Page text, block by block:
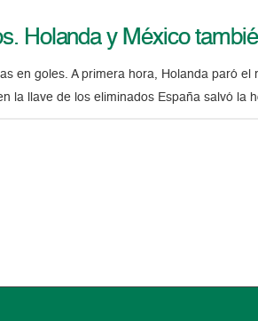
Holanda y México
en goles. A primera hora, Holanda paró el
la llave de los eliminados España salvó la